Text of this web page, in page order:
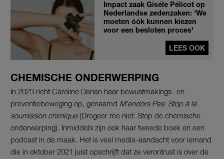
Impact zaak Giséle Pélicot op
Nederlandse zedenzaken: 'We
moeten óók kunnen kiezen
voor een besloten proces'
LEES OOK
CHEMISCHE ONDERWERPING
In 2023 richt Caroline Darian haar bewustmakings- en
preventiebeweging op, genaamd M’endors Pas: Stop à la
soumission chimique(Drogeer me niet: Stop de chemische
onderwerping). Inmiddels zijn ook haar tweede boek en een
podcast in de maak. Het is veel media-aandacht voor iemand
die in oktober 2021 juist opschrijft dat ze verontrust is over de